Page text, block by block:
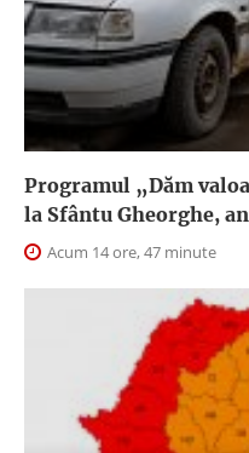
Programul „Dăm
la Sfântu Gheorghe,
Acum 14 ore, 47 minute